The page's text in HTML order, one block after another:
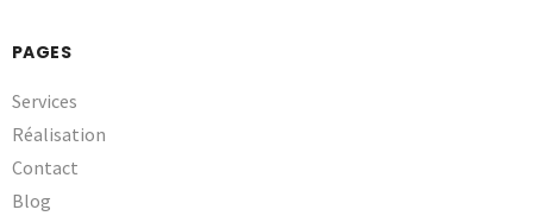
PAGES
Services
Réalisation
Contact
Blog